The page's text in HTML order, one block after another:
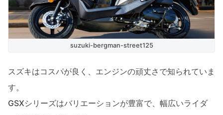
suzuki-bergman-street125
スズキはコスパが良く、エンジンの頑丈さで知られていま
す。
GSXシリーズはバリエーションが豊富で、幅広いライダ